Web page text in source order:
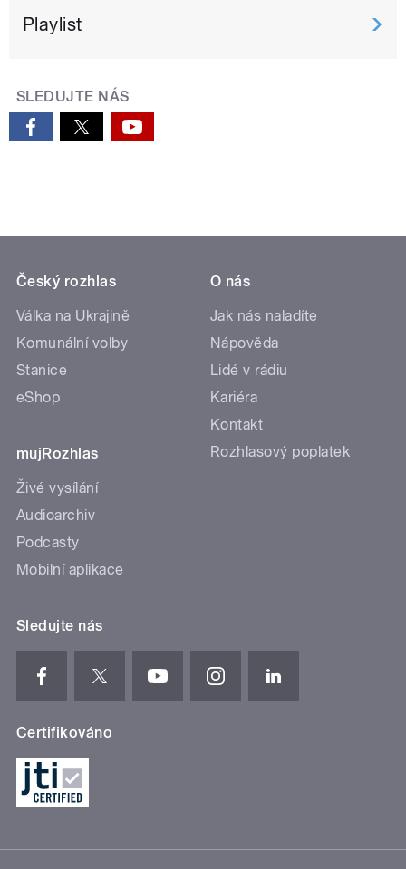
Playlist
SLEDUJTE NÁS
Český rozhlas
Válka na Ukrajině
Komunální volby
Stanice
eShop
mujRozhlas
Živé vysílání
Audioarchiv
Podcasty
Mobilní aplikace
O nás
Jak nás naladíte
Nápověda
Lidé v rádiu
Kariéra
Kontakt
Rozhlasový poplatek
Sledujte nás
Certifikováno